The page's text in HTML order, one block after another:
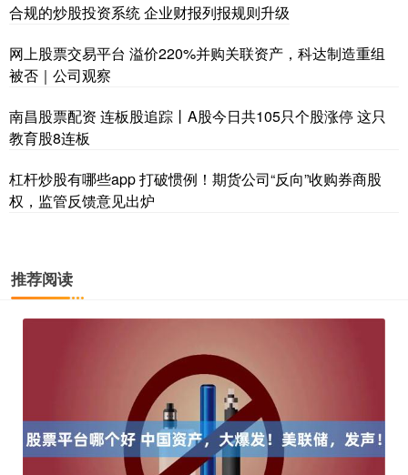
合规的炒股投资系统 企业财报列报规则升级
网上股票交易平台 溢价220%并购关联资产，科达制造重组
被否｜公司观察
南昌股票配资 连板股追踪丨A股今日共105只个股涨停 这只
教育股8连板
杠杆炒股有哪些app 打破惯例！期货公司“反向”收购券商股
权，监管反馈意见出炉
推荐阅读